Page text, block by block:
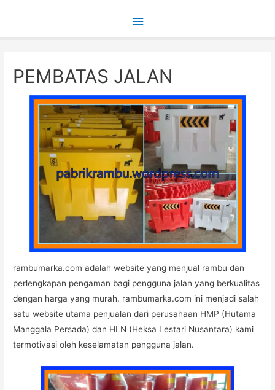
Main
PEMBATAS JALAN
rambumarka.com adalah website yang menjual rambu dan
perlengkapan pengaman bagi pengguna jalan yang berkualitas
dengan harga yang murah. rambumarka.com ini menjadi salah
satu website utama penjualan dari perusahaan HMP (Hutama
Manggala Persada) dan HLN (Heksa Lestari Nusantara) kami
termotivasi oleh keselamatan pengguna jalan.